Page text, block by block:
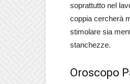
soprattutto nel
coppia cercherà
stimolare sia
stanchezze.
Oroscopo